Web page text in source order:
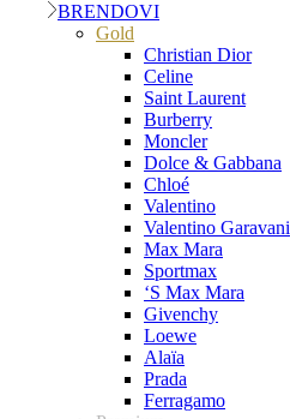
BRENDOVI
Gold
Christian Dior
Celine
Saint Laurent
Burberry
Moncler
Dolce & Gabbana
Chloé
Valentino
Valentino Garavani
Max Mara
Sportmax
‘S Max Mara
Givenchy
Loewe
Alaïa
Prada
Ferragamo